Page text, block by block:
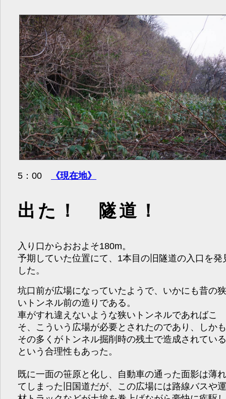
5：00 《現在地》
出た！ 隧道！
入り口からおおよそ180m。
予期していた位置にて、1本目の旧隧道の入口を発
した。
坑口前が広場になっていたようで、いかにも昔の
いトンネル前の造りである。
車がすれ違えないような狭いトンネルであればこ
そ、こういう広場が必要とされたのであり、しか
その多くがトンネル掘削時の残土で造成されてい
という合理性もあった。
既に一面の笹原と化し、自動車の通った面影は薄
てしまった旧国道だが、この広場には路線バスや